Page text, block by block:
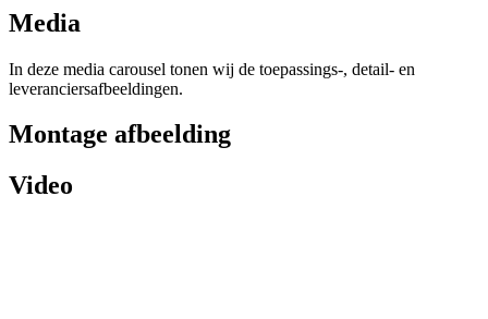
Media
In deze media carousel tonen wij de toepassings-, detail- en
leveranciersafbeeldingen.
Montage afbeelding
Video